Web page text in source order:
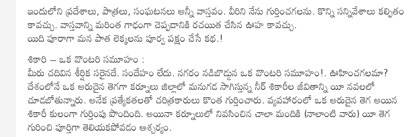
ఇందులోని ప్రదేశాలు, పాత్రలు, సంఘటనలు అన్నీ వాస్తవం. వీరిని నేను గుర్తించగలను. కొన్ని సన్నివేశాలు కల్పితం
కావచ్చు. వాస్తవాన్ని మరింత గాఢంగా చెప్పడానికి రచయిత చేసిన ఊహ కావచ్చు.
యిది పూరాగా మన పాత లెక్కలను పూర్వ పక్షం చేసే కథ.!
శికారి – ఒక వొంటరి సమూహం :
మీరు చదివిన శీర్షిక సరైనదే. సందేహం లేదు. నగరం నడిబొడ్డున ఒక వొంటరి సమూహం!. ఊహించగలమా?
దేశంలోనే ఒక అరుదైన తెగగా కర్నూలు జిల్లాలో మనుగడ సాగిస్తున్న నీర్‌ శికారీల జీవితాన్ని యీ నవలలో
చూడబోతున్నారు. అనేక ప్రత్యేకతలతో చరిత్రకారులు కొంత గుర్తించారు. వ్యవహారంలో ఒక అరుదైన తెగ అయిన
శికారీ కులంగా గుర్తింపు పొందింది. అయినా కర్నూలులో నివసించిన చాలా మందికి (నాలాంటి వారు) యీ తెగ
గురించి పూర్తిగా తెలియకపోవడం ఆశ్చర్యం.